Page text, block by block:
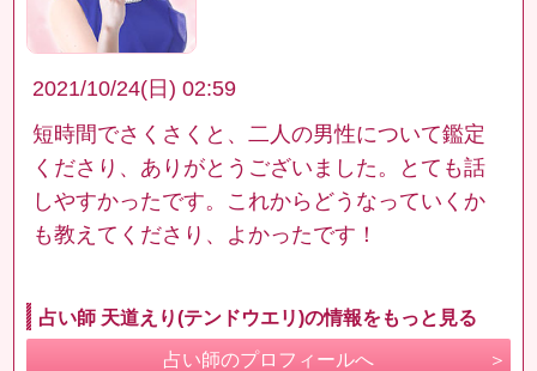
2021/10/24(日) 02:59
短時間でさくさくと、二人の男性について鑑定
くださり、ありがとうございました。とても話
しやすかったです。これからどうなっていくか
も教えてくださり、よかったです！
占い師 天道えり(テンドウエリ)の情報をもっと見る
占い師のプロフィールへ